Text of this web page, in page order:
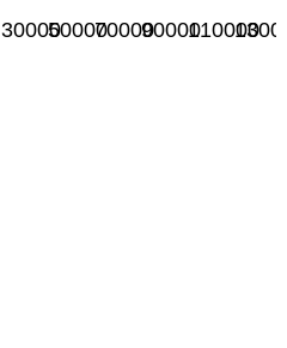
30000500007000090000110000